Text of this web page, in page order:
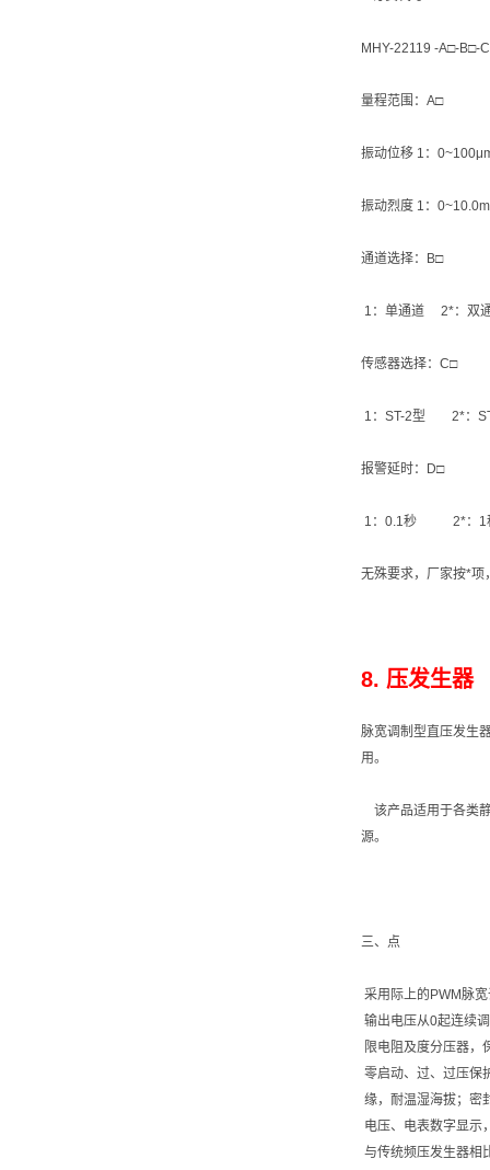
MHY-22119 -A□-B□-
量程范围：A□
振动位移 1：
振动烈度 1：
通道选择：B□
1：单通道 2*：双
传感器选择：C□
1：ST-2型 2*：
报警延时：D□
1：0.1秒 2*：1
无殊要求，厂家按*项
8. 压发生
脉宽调制型直压发生
用。
该产品适用于各类
源。
三、点
采用际上的PWM脉
输出电压从0起连续
限电阻及度分压器，
零启动、过、过压保
缘，耐温湿海拔；
电压、电表数字显示
与传统频压发生器相